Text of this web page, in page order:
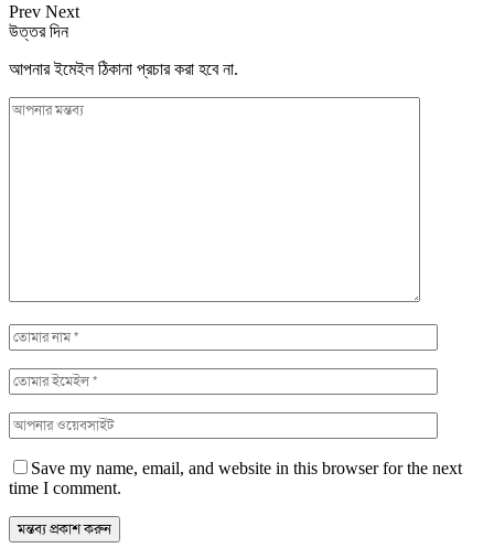
Prev Next
উত্তর দিন
আপনার ইমেইল ঠিকানা প্রচার করা হবে না.
Save my name, email, and website in this browser for the next
time I comment.